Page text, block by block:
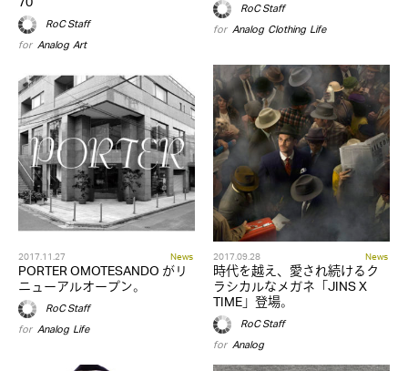
RoC Staff
for Analog,Art
RoC Staff
for Analog,Clothing,Life
2017.11.27 News
PORTER OMOTESANDO がリ
ニューアルオープン。
RoC Staff
for Analog,Life
2017.09.28 News
時代を越え、愛され続けるク
ラシカルなメガネ「JINS X
TIME」登場。
RoC Staff
for Analog